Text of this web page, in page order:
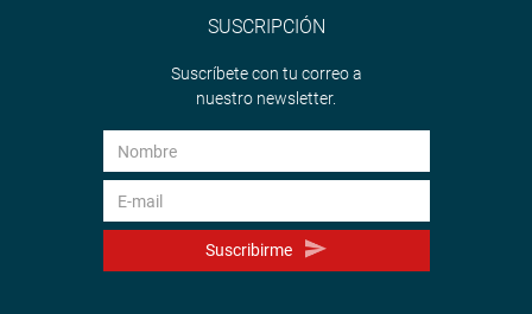
SUSCRIPCIÓN
Suscríbete con tu correo a
nuestro newsletter.
Suscribirme